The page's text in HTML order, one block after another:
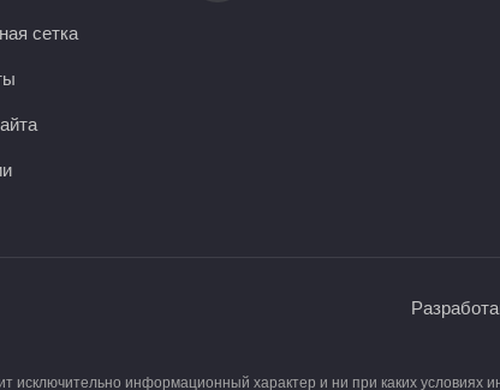
сетка
информационный характер и ни при каких условиях